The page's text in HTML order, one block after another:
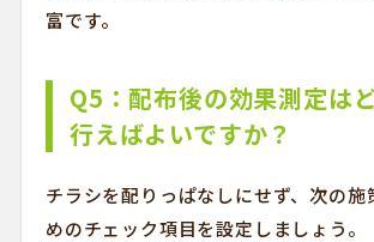
富です。
Q5：配布後の効果測定は
行えばよいですか？
チラシを配りっぱなしにせず、次の施
めのチェック項目を設定しましょう。